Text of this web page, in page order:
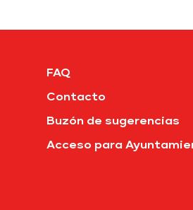
FAQ
Contacto
Buzón de sugerencias
Acceso para